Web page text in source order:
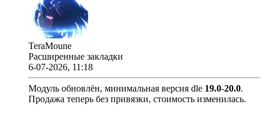
TeraMoune
Расширенные закладки
6-07-2026, 11:18
Модуль обновлён, минимальная версия dle 19.0-20.0.
Продажа теперь без привязки, стоимость изменилась.